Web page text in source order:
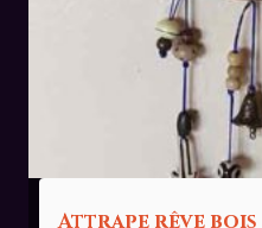
Attrape rêve bois